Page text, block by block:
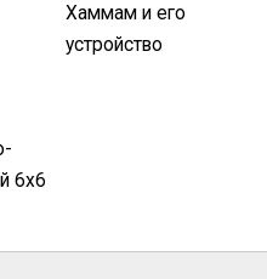
6х6
Хаммам и его
устройство